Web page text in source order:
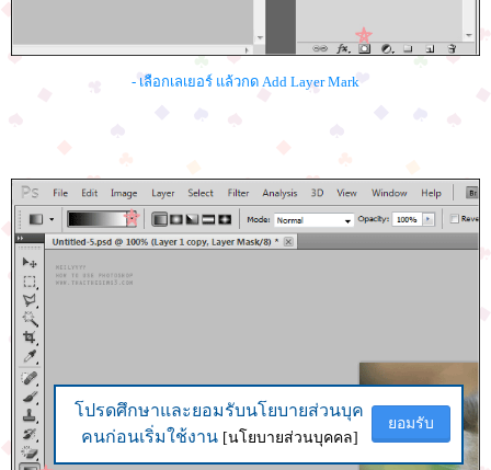
โปรดศึกษาและยอมรับนโยบายส่วนบุค
คนก่อนเริ่มใช้งาน [นโยบายส่วนบุคคล]
ยอมรับ
- เลือกเลเยอร์ แล้วกด Add Layer Mark
โปรดศึกษาและยอมรับนโยบายส่วนบุค
คนก่อนเริ่มใช้งาน [นโยบายส่วนบุคคล]
ยอมรับ